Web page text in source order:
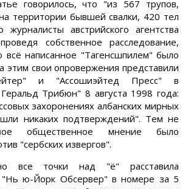
говорилось, что "из 567 трупов,
территории бывшей свалки, 420 тел
австрийского агентства
собственное расследование,
всё написанное "Тагенсшпилем" было
этим свои опровержения представили
и "Ассошиэйтед Пресс" в
Трибюн" 8 августа 1998 года:
захоронениях албанских мирных
никаких подтверждений". Тем не
общественное мнение было
"сербских извергов".
все точки над "ё" расставила
"Нь ю-Йорк Обсервер" в номере за 5